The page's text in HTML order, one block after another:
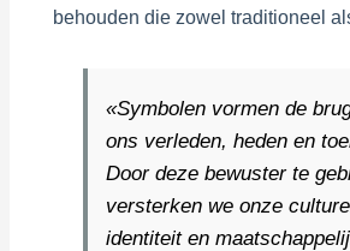
behouden die zowel traditioneel
«Symbolen vormen de
ons verleden, heden en
Door deze bewuster te
versterken we onze
identiteit en